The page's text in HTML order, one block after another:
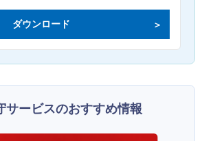
ダウンロード
サービスのおすすめ情報